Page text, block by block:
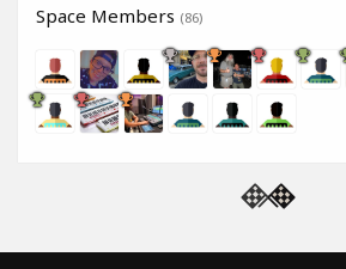
Space Members (86)